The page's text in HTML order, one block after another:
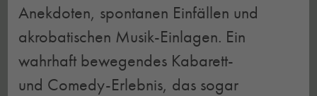
Anekdoten, spontanen Einfällen und
akrobatischen Musik-Einlagen. Ein
wahrhaft bewegendes Kabarett-
und Comedy-Erlebnis, das sogar